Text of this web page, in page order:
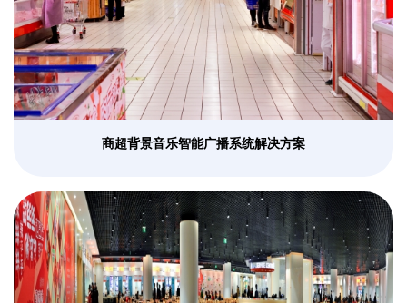
商超背景音乐智能广播系统解决方案